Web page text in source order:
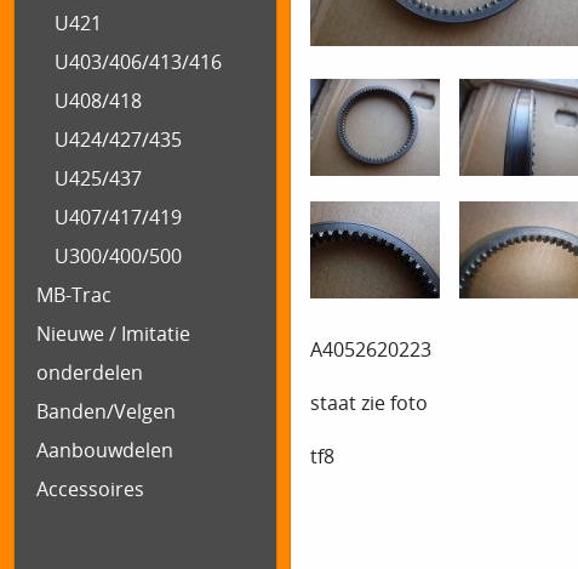
U421
U403/406/413/416
U408/418
U424/427/435
U425/437
U407/417/419
U300/400/500
MB-Trac
Nieuwe / Imitatie
onderdelen
Banden/Velgen
Aanbouwdelen
Accessoires
A4052620223
staat zie foto
tf8